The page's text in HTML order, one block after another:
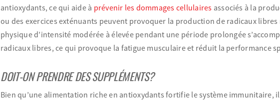
antioxydants, ce qui aide à prévenir les dommages cellulaires associés à la
ou des exercices exténuants peuvent provoquer la production de radicaux
physique d’intensité modérée à élevée pendant une période prolongée
radicaux libres, ce qui provoque la fatigue musculaire et réduit la performance
DOIT-ON PRENDRE DES SUPPLÉMENTS?
Bien qu’une alimentation riche en antioxydants fortifie le système immunitaire, il